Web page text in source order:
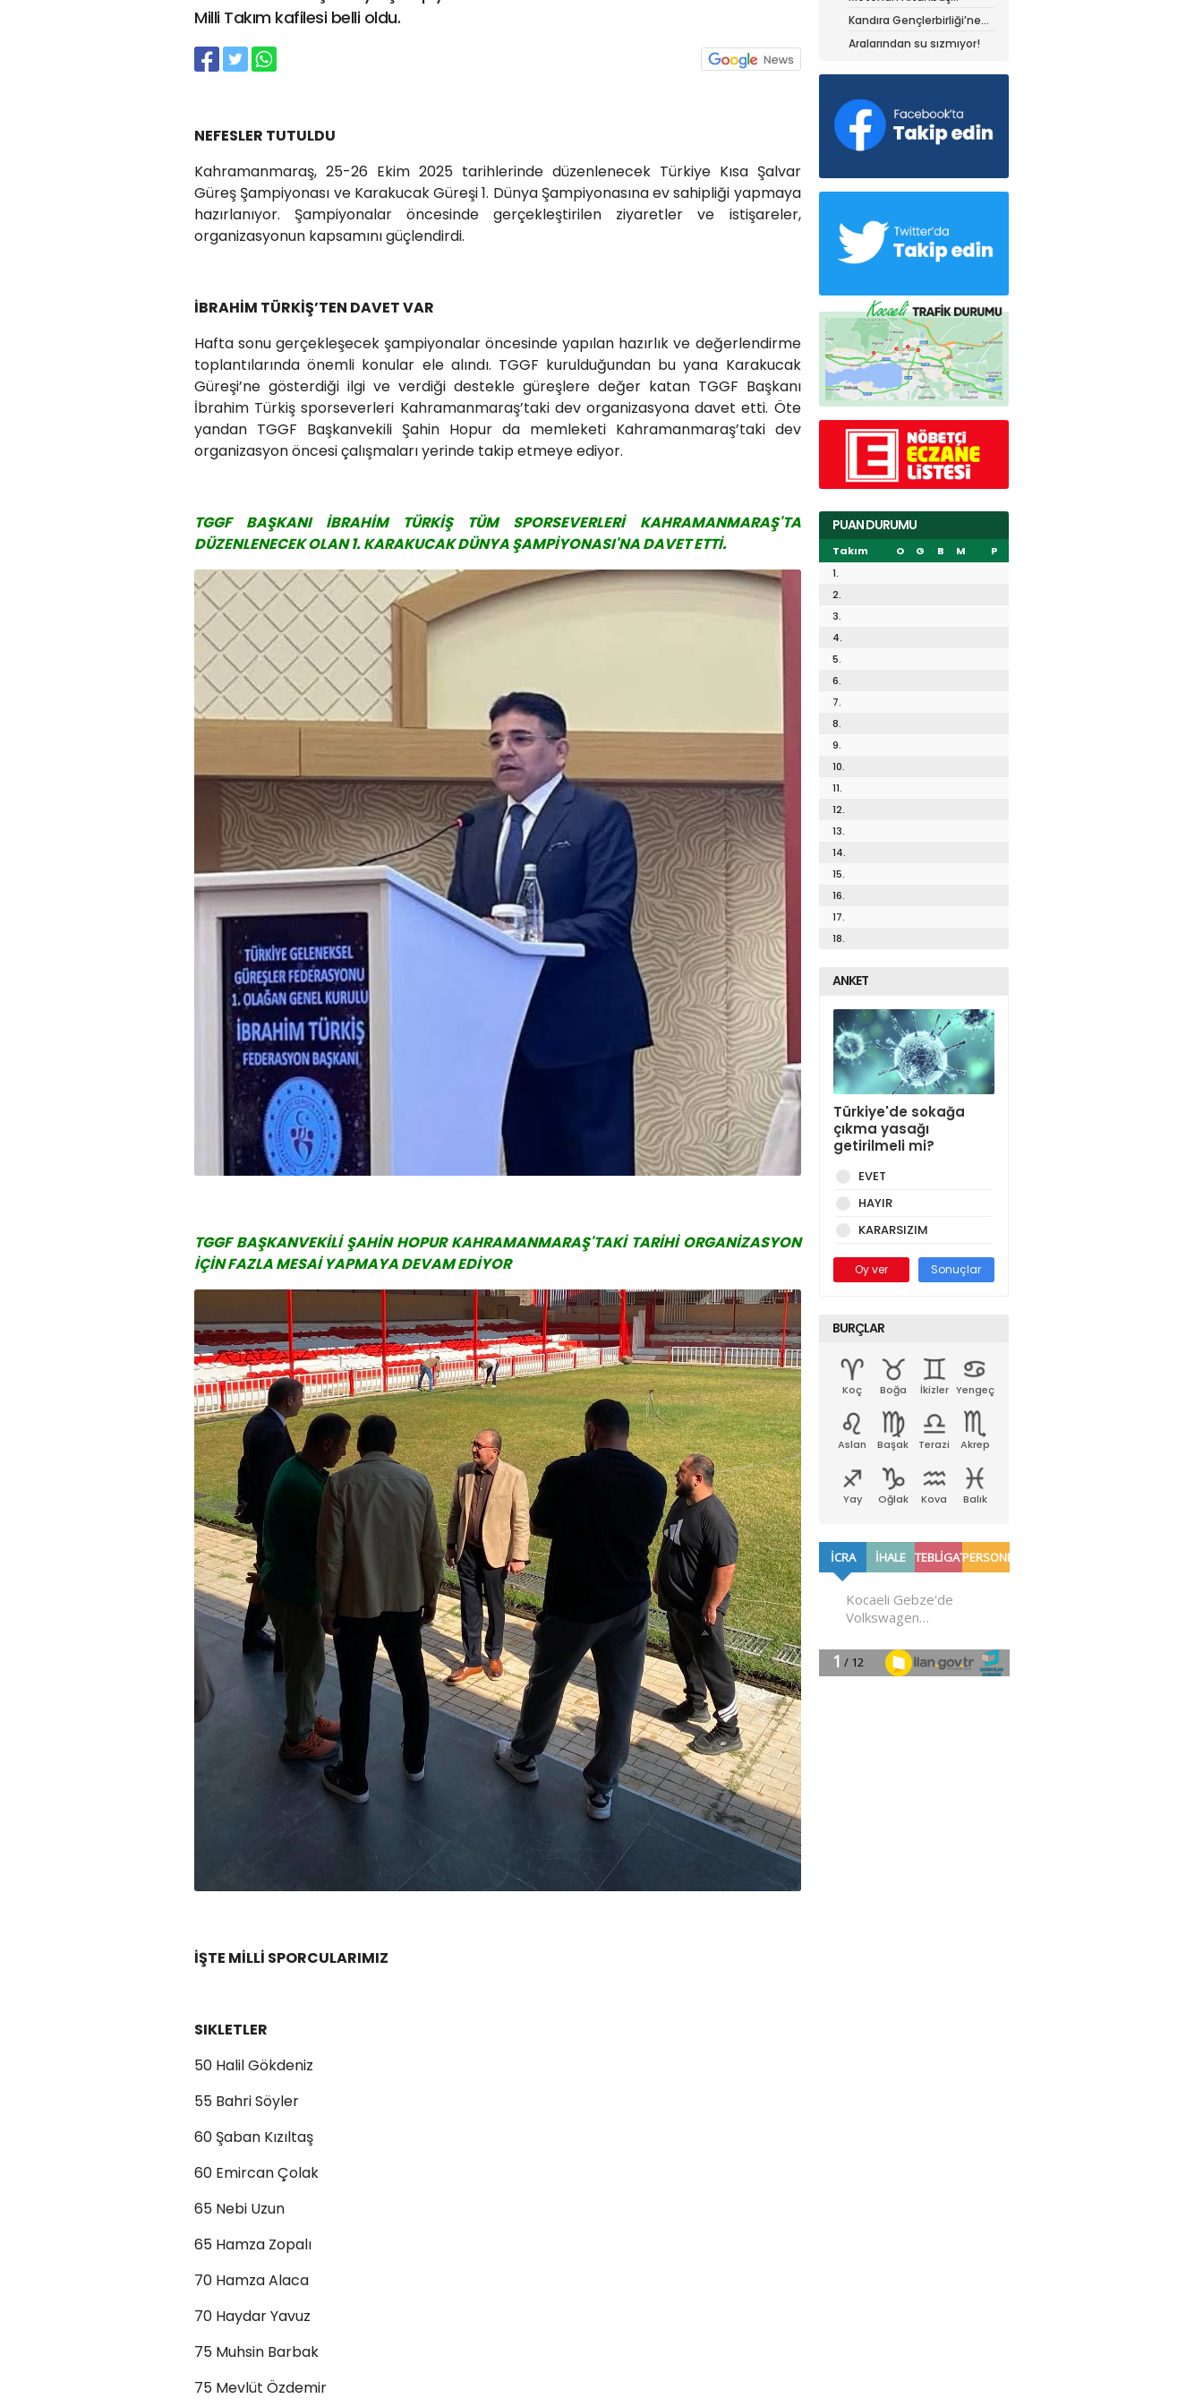
Milli Takım kafilesi belli oldu.
NEFESLER TUTULDU
Kahramanmaraş, 25-26 Ekim 2025 tarihlerinde düzenlenecek Türkiye Kısa Şalvar
Güreş Şampiyonası ve Karakucak Güreşi 1. Dünya Şampiyonasına ev sahipliği yapmaya
hazırlanıyor. Şampiyonalar öncesinde gerçekleştirilen ziyaretler ve istişareler,
organizasyonun kapsamını güçlendirdi.
İBRAHİM TÜRKİŞ’TEN DAVET VAR
Hafta sonu gerçekleşecek şampiyonalar öncesinde yapılan hazırlık ve değerlendirme
toplantılarında önemli konular ele alındı. TGGF kurulduğundan bu yana Karakucak
Güreşi’ne gösterdiği ilgi ve verdiği destekle güreşlere değer katan TGGF Başkanı
İbrahim Türkiş sporseverleri Kahramanmaraş’taki dev organizasyona davet etti. Öte
yandan TGGF Başkanvekili Şahin Hopur da memleketi Kahramanmaraş’taki dev
organizasyon öncesi çalışmaları yerinde takip etmeye ediyor.
TGGF BAŞKANI İBRAHİM TÜRKİŞ TÜM SPORSEVERLERİ KAHRAMANMARAŞ'TA
DÜZENLENECEK OLAN 1. KARAKUCAK DÜNYA ŞAMPİYONASI'NA DAVET ETTİ.
TGGF BAŞKANVEKİLİ ŞAHİN HOPUR KAHRAMANMARAŞ'TAKİ TARİHİ ORGANİZASYON
İÇİN FAZLA MESAİ YAPMAYA DEVAM EDİYOR
İŞTE MİLLİ SPORCULARIMIZ
SIKLETLER
50 Halil Gökdeniz
55 Bahri Söyler
60 Şaban Kızıltaş
60 Emircan Çolak
65 Nebi Uzun
65 Hamza Zopalı
70 Hamza Alaca
70 Haydar Yavuz
75 Muhsin Barbak
75 Mevlüt Özdemir
Kocaelispor forması ile
Kandıra Gençlerbirliği’ne
müthiş kanat!
Aralarından su sızmıyor!
PUAN DURUMU
Takım O G B M
P
1.
2.
3.
4.
5.
6.
7.
8.
9.
10.
11.
12.
13.
14.
15.
16.
17.
18.
ANKET
Türkiye'de sokağa
çıkma yasağı
getirilmeli mi?
EVET
HAYIR
KARARSIZIM
Oy ver Sonuçlar
BURÇLAR
Koç Boğa İkizler Yengeç
Aslan Başak Terazi Akrep
Yay Oğlak Kova Balık